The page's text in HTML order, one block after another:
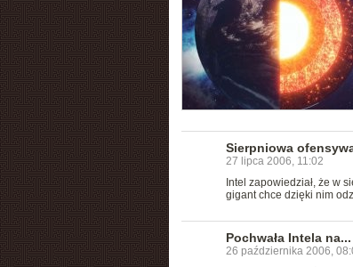
Sierpniowa
27 lipca 2006, 11:02
Intel zapowiedział, że w
gigant chce dzięki nim
Pochwała Intela
26 października 2006,